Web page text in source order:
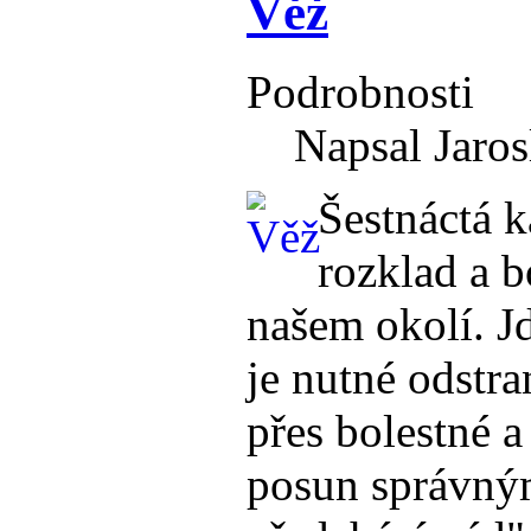
Věž
Podrobnosti
Napsal
Šestnáctá
rozklad a
našem okolí.
je nutné
přes bolestné
posun